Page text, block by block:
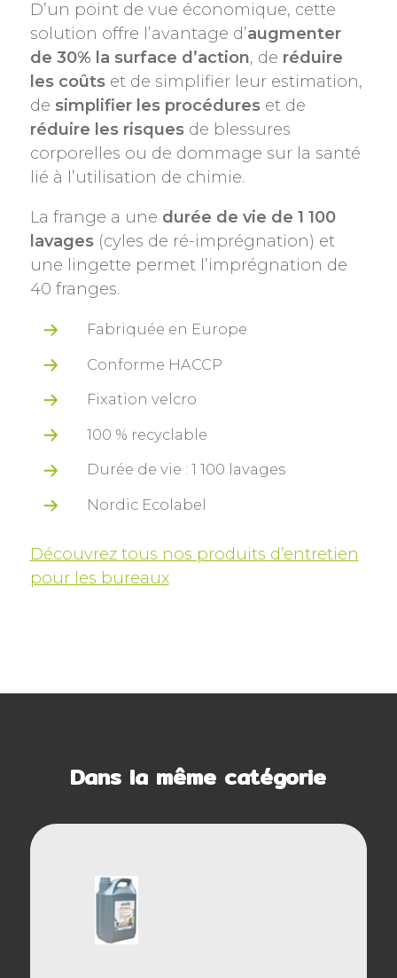
D’un point de vue économique, cette
solution offre l’avantage d’augmenter
de 30% la surface d’action, de réduire
les coûtset de simplifier leur estimation,
de simplifier les procédureset de
réduire les risquesde blessures
corporelles ou de dommage sur la santé
lié à l’utilisation de chimie.
La frange a une durée de vie de 1 100
lavages(cyles de ré-imprégnation) et
une lingette permet l’imprégnation de
40 franges.
Fabriquée en Europe
Conforme HACCP
Fixation velcro
100 % recyclable
Durée de vie : 1 100 lavages
Nordic Ecolabel
Découvrez tous nos produits d’entretien
pour les bureaux
Dans la même catégorie